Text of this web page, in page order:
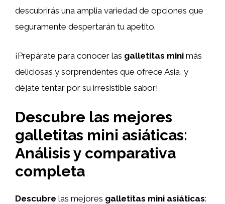
descubrirás una amplia variedad de opciones que
seguramente despertarán tu apetito.
¡Prepárate para conocer las galletitas mini más
deliciosas y sorprendentes que ofrece Asia, y
déjate tentar por su irresistible sabor!
Descubre las mejores
galletitas mini asiáticas:
Análisis y comparativa
completa
Descubre las mejores galletitas mini asiáticas: